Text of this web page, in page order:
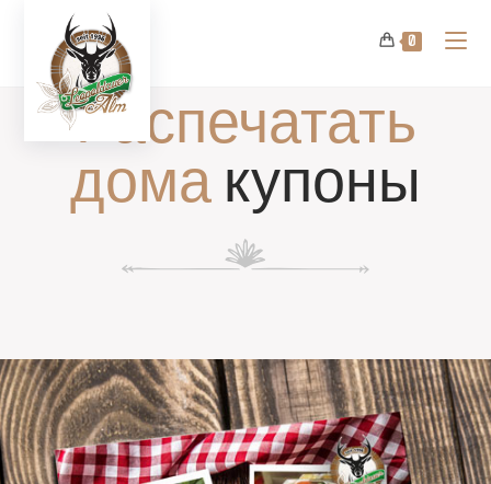
0
Распечатать
дома купоны